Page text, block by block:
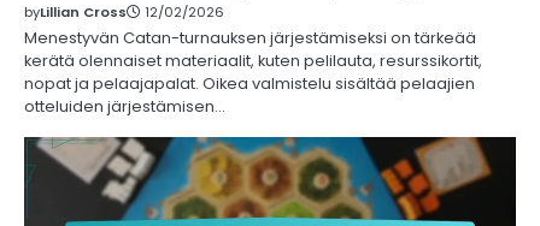
byLillian Cross 12/02/2026
Menestyvän Catan-turnauksen järjestämiseksi on tärkeää
kerätä olennaiset materiaalit, kuten pelilauta, resurssikortit,
nopat ja pelaajapalat. Oikea valmistelu sisältää pelaajien
otteluiden järjestämisen…